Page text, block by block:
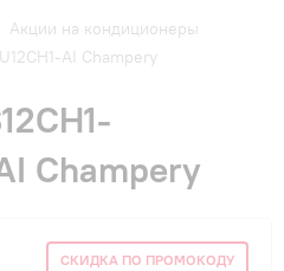
Акции на кондиционеры
AI Champery
Champery
СКИДКА ПО ПРОМОКОДУ